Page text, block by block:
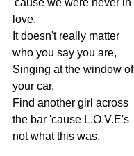
love,
It doesn't really matter
who you say you are,
Singing at the window of
your car,
Find another girl across
the bar 'cause L.O.V.E's
not what this was,